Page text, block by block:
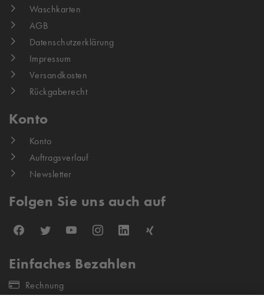
Waschkarten
AGB
Datenschutzerklärung
Impressum
Versandkosten
Rückgaberecht
Konto
Konto
Auftragsverlauf
Newsletter
Folgen Sie uns auch auf
Einfaches Bezahlen
Rechnung